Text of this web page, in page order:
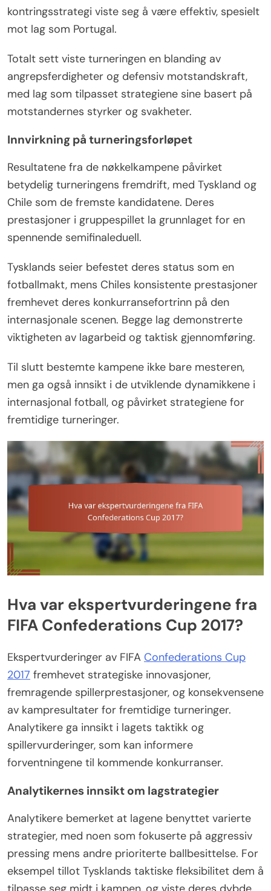
kontringsstrategi viste seg å være effektiv, spesielt
mot lag som Portugal.
Totalt sett viste turneringen en blanding av
angrepsferdigheter og defensiv motstandskraft,
med lag som tilpasset strategiene sine basert på
motstandernes styrker og svakheter.
Innvirkning på turneringsforløpet
Resultatene fra de nøkkelkampene påvirket
betydelig turneringens fremdrift, med Tyskland og
Chile som de fremste kandidatene. Deres
prestasjoner i gruppespillet la grunnlaget for en
spennende semifinaleduell.
Tysklands seier befestet deres status som en
fotballmakt, mens Chiles konsistente prestasjoner
fremhevet deres konkurransefortrinn på den
internasjonale scenen. Begge lag demonstrerte
viktigheten av lagarbeid og taktisk gjennomføring.
Til slutt bestemte kampene ikke bare mesteren,
men ga også innsikt i de utviklende dynamikkene i
internasjonal fotball, og påvirket strategiene for
fremtidige turneringer.
Hva var ekspertvurderingene fra
FIFA Confederations Cup 2017?
Ekspertvurderinger av FIFA Confederations Cup
2017 fremhevet strategiske innovasjoner,
fremragende spillerprestasjoner, og konsekvensene
av kampresultater for fremtidige turneringer.
Analytikere ga innsikt i lagets taktikk og
spillervurderinger, som kan informere
forventningene til kommende konkurranser.
Analytikernes innsikt om lagstrategier
Analytikere bemerket at lagene benyttet varierte
strategier, med noen som fokuserte på aggressiv
pressing mens andre prioriterte ballbesittelse. For
eksempel tillot Tysklands taktiske fleksibilitet dem å